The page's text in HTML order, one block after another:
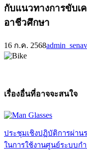
กับแนวทางการขับ
อาชีวศึกษา
16 ก.ค. 2568
เรื่องอื่นที่อาจจะสนใจ
ประชุมเชิงปฏิบัติการผ่าน
ในการใช้งานศูนย์ระบบก